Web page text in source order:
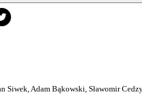
Siwek, Adam Bąkowski, Sławomir